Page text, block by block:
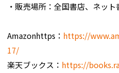
・販売場所：全国書店、ネッ
Amazonhttps： https://
17/
楽天ブックス： https://